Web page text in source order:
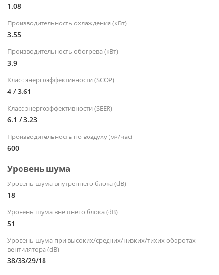
1.08
Производительность охлаждения (кВт)
3.55
Производительность обогрева (кВт)
3.9
Класс энергоэффективности (SCOP)
4 / 3.61
Класс энергоэффективности (SEER)
6.1 / 3.23
Производительность по воздуху (м³/час)
600
Уровень шума
Уровень шума внутреннего блока (dB)
18
Уровень шума внешнего блока (dB)
51
Уровень шума при высоких/средних/низких/тихих оборотах
вентилятора (dB)
38/33/29/18